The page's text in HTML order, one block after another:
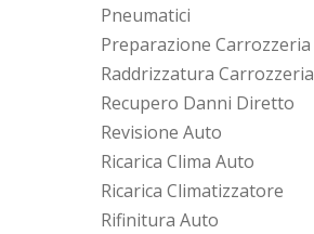
Pneumatici
Preparazione Carrozzeria
Raddrizzatura Carrozzeria
Recupero Danni Diretto
Revisione Auto
Ricarica Clima Auto
Ricarica Climatizzatore
Rifinitura Auto